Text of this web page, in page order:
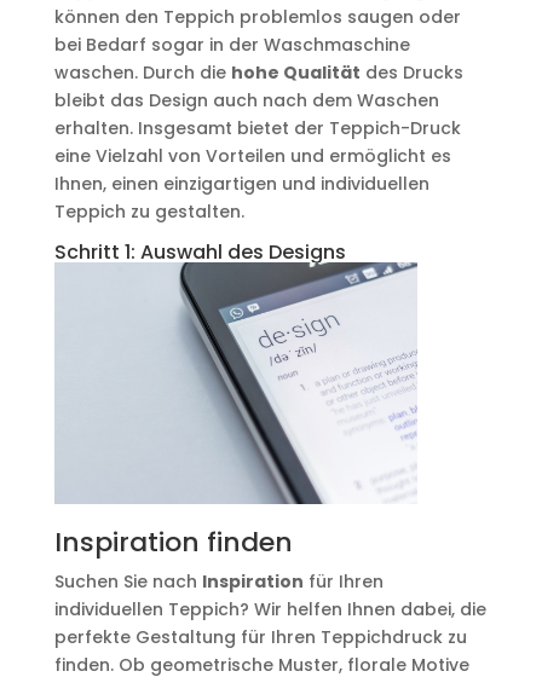
können den Teppich problemlos saugen oder
bei Bedarf sogar in der Waschmaschine
waschen. Durch die hohe Qualität des Drucks
bleibt das Design auch nach dem Waschen
erhalten. Insgesamt bietet der Teppich-Druck
eine Vielzahl von Vorteilen und ermöglicht es
Ihnen, einen einzigartigen und individuellen
Teppich zu gestalten.
Schritt 1: Auswahl des Designs
Inspiration finden
Suchen Sie nach Inspiration für Ihren
individuellen Teppich? Wir helfen Ihnen dabei, die
perfekte Gestaltung für Ihren Teppichdruck zu
finden. Ob geometrische Muster, florale Motive